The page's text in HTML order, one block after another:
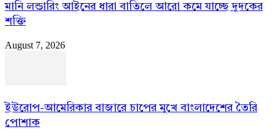
মানি লন্ডারিং আইনের ধারা বাতিলে আরো কমে যাচ্ছে দুদকের
শক্তি
August 7, 2026
ইউরোপ-আমেরিকার বাজারে চাপের মুখে বাংলাদেশের তৈরি
পোশাক